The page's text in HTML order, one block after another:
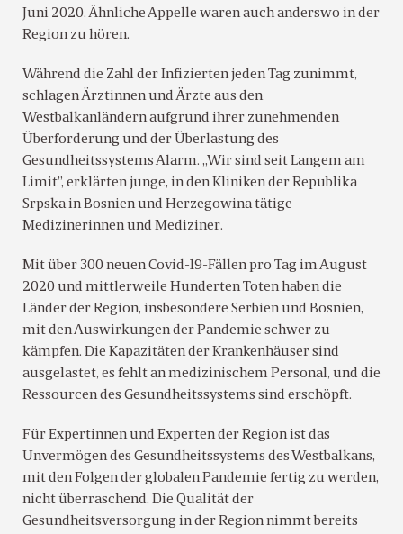
Juni 2020. Ähnliche Appelle waren auch anderswo in der
Region zu hören.
Während die Zahl der Infizierten jeden Tag zunimmt,
schlagen Ärztinnen und Ärzte aus den
Westbalkanländern aufgrund ihrer zunehmenden
Überforderung und der Überlastung des
Gesundheitssystems Alarm. „Wir sind seit Langem am
Limit”, erklärten junge, in den Kliniken der Republika
Srpska in Bosnien und Herzegowina tätige
Medizinerinnen und Mediziner.
Mit über 300 neuen Covid-19-Fällen pro Tag im August
2020 und mittlerweile Hunderten Toten haben die
Länder der Region, insbesondere Serbien und Bosnien,
mit den Auswirkungen der Pandemie schwer zu
kämpfen. Die Kapazitäten der Krankenhäuser sind
ausgelastet, es fehlt an medizinischem Personal, und die
Ressourcen des Gesundheitssystems sind erschöpft.
Für Expertinnen und Experten der Region ist das
Unvermögen des Gesundheitssystems des Westbalkans,
mit den Folgen der globalen Pandemie fertig zu werden,
nicht überraschend. Die Qualität der
Gesundheitsversorgung in der Region nimmt bereits